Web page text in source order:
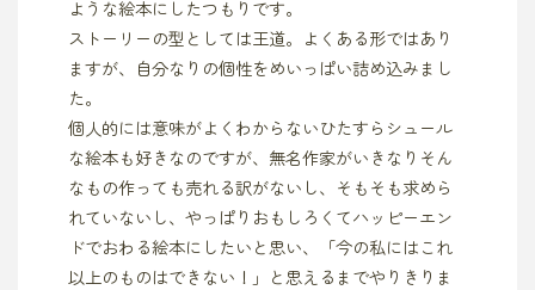
ような絵本にしたつもりです。
ストーリーの型としては王道。よくある形ではあり
ますが、自分なりの個性をめいっぱい詰め込みまし
た。
個人的には意味がよくわからないひたすらシュール
な絵本も好きなのですが、無名作家がいきなりそん
なもの作っても売れる訳がないし、そもそも求めら
れていないし、やっぱりおもしろくてハッピーエン
ドでおわる絵本にしたいと思い、「今の私にはこれ
以上のものはできない！」と思えるまでやりきりま